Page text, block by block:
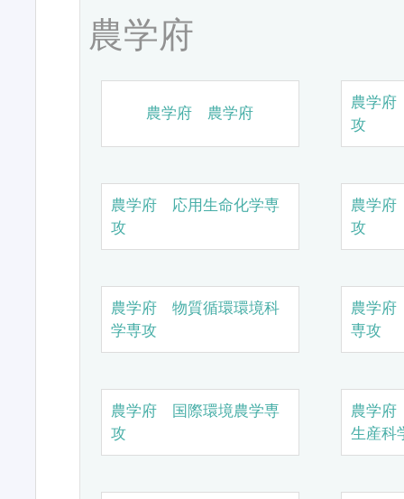
農学府
農学府 農学府
農学
攻
農学府 応用生命化学専
攻
農学
攻
農学府 物質循環環境科
学専攻
農学
専攻
農学府 国際環境農学専
攻
農学
生産科